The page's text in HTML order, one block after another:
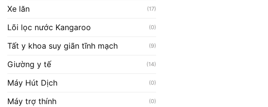
Xe lăn (17)
Lõi lọc nước Kangaroo (0)
Tất y khoa suy giãn tĩnh mạch (9)
Giường y tế (14)
Máy Hút Dịch (0)
Máy trợ thính (0)